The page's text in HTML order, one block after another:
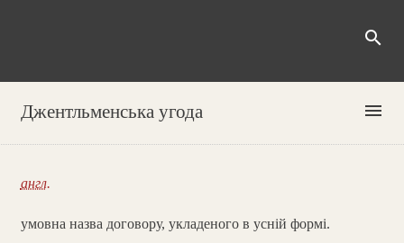
search
Джентльменська угода menu
англ.
умовна назва договору, укладеного в усній формі.